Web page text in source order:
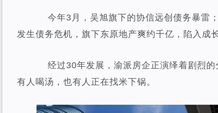
今年3月，吴旭旗下的协信远创债务暴雷
发生债务危机，旗下东原地产爽约千亿，陷入成
经过30年发展，渝派房企正演绎着剧烈
有人喝汤，也有人正在找米下锅。